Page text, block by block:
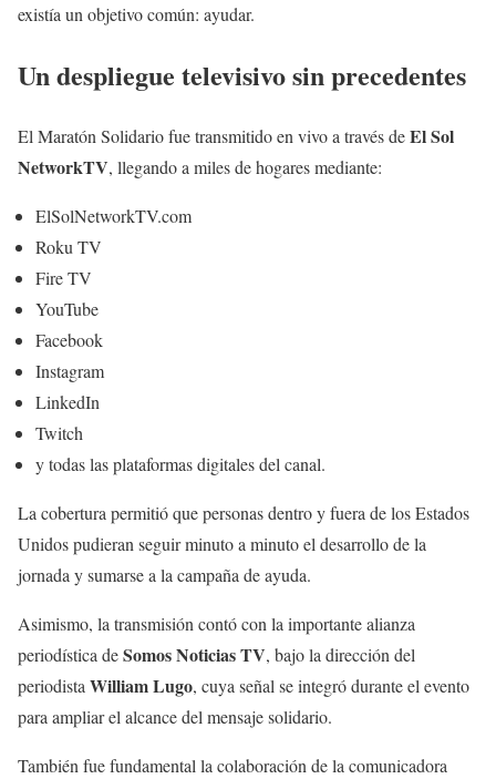
existía un objetivo común: ayudar.
Un despliegue televisivo sin precedentes
El Maratón Solidario fue transmitido en vivo a través deEl Sol
NetworkTV, llegando a miles de hogares mediante:
ElSolNetworkTV.com
Roku TV
Fire TV
YouTube
Facebook
Instagram
LinkedIn
Twitch
y todas las plataformas digitales del canal.
La cobertura permitió que personas dentro y fuera de los Estados
Unidos pudieran seguir minuto a minuto el desarrollo de la
jornada y sumarse a la campaña de ayuda.
Asimismo, la transmisión contó con la importante alianza
periodística deSomos Noticias TV, bajo la dirección del
periodista William Lugo, cuya señal se integró durante el evento
para ampliar el alcance del mensaje solidario.
También fue fundamental la colaboración de la comunicadora